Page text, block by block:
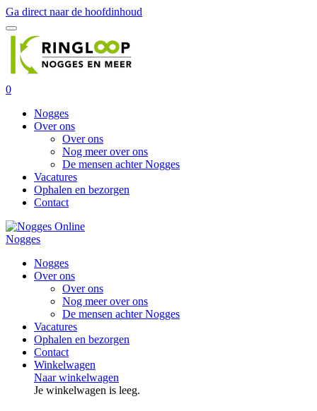
Ga direct naar de hoofdinhoud
0
Nogges
Over ons
Over ons
Nog meer over ons
De mensen achter Nogges
Vacatures
Ophalen en bezorgen
Contact
Nogges
Nogges
Over ons
Over ons
Nog meer over ons
De mensen achter Nogges
Vacatures
Ophalen en bezorgen
Contact
Winkelwagen
Naar winkelwagen
Je winkelwagen is leeg.